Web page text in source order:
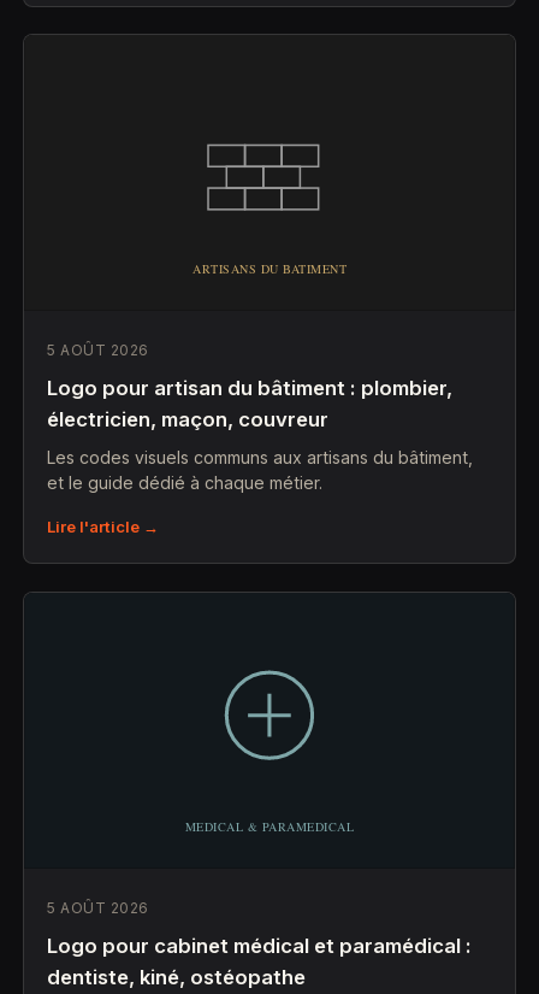
5 AOÛT 2026
Logo pour artisan du bâtiment : plombier,
électricien, maçon, couvreur
Les codes visuels communs aux artisans du bâtiment,
et le guide dédié à chaque métier.
Lire l'article →
5 AOÛT 2026
Logo pour cabinet médical et paramédical :
dentiste, kiné, ostéopathe